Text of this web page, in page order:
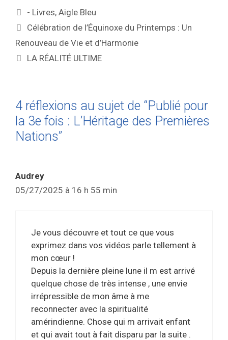
- Livres,Aigle Bleu
Célébration de l’Équinoxe du Printemps : Un
Renouveau de Vie et d’Harmonie
LA RÉALITÉ ULTIME
4 réflexions au sujet de “Publié pour
la 3e fois : L’Héritage des Premières
Nations”
Audrey
05/27/2025 à 16 h 55 min
Je vous découvre et tout ce que vous
exprimez dans vos vidéos parle tellement à
mon cœur !
Depuis la dernière pleine lune il m est arrivé
quelque chose de très intense , une envie
irrépressible de mon âme à me
reconnecter avec la spiritualité
amérindienne. Chose qui m arrivait enfant
et qui avait tout à fait disparu par la suite .